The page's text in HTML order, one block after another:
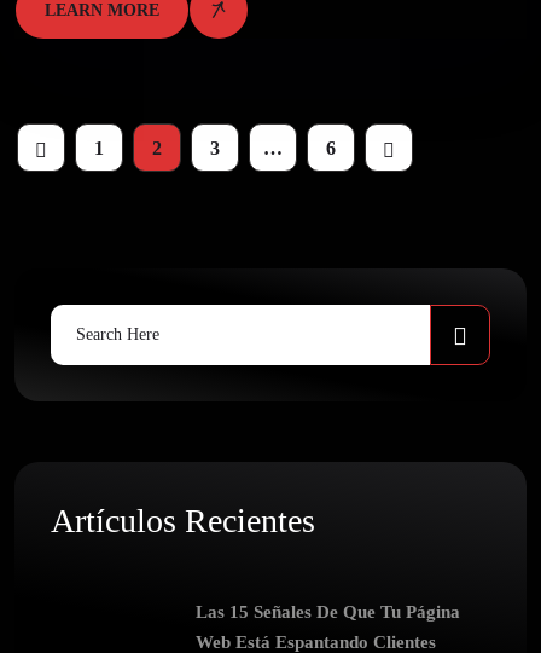
LEARN MORE
Paginación
entradas
1 2 3 … 6
Search
for:
Artículos Recientes
Las 15 Señales De Que Tu Página
Web Está Espantando Clientes